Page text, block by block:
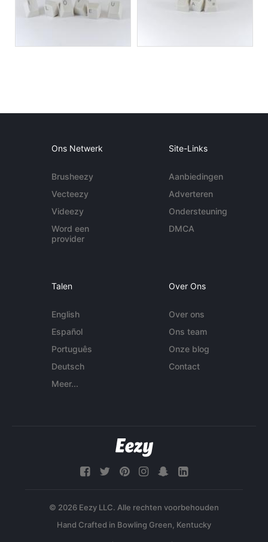
Ons Netwerk
Brusheezy
Vecteezy
Videezy
Word een
provider
Site-Links
Aanbiedingen
Adverteren
Ondersteuning
DMCA
Talen
English
Español
Português
Deutsch
Meer...
Over Ons
Over ons
Ons team
Onze blog
Contact
© 2026 Eezy LLC. Alle rechten voorbehouden